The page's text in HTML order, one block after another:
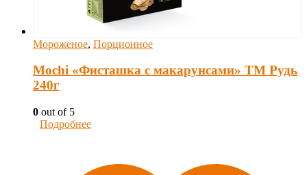
Мороженое, Порционное
Mochi «Фисташка с макарунсами» ТМ Рудь
240г
0 out of 5
Подробнее